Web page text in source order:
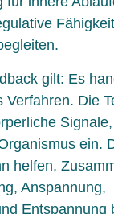
gilt: Es
Verfahren. Die
ein.
helfen,
Anspannung,
Entspannung